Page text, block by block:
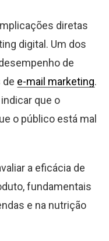
diretas
digital. Um dos
de
de e-mail marketing.
que o
o público está mal
a eficácia de
fundamentais
e na nutrição